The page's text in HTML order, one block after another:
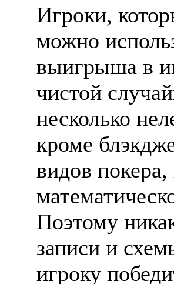
Игроки,
можно
выигрыша в
чистой
несколько
кроме
видов
Поэтому
записи и
игроку